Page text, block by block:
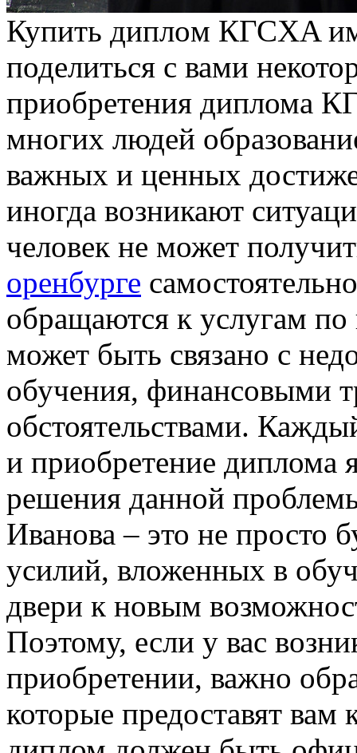
Купить диплoм КГСXA
поделиться с вами
приобретения диплома
многих людей
важных и ценных
иногда возникают
человек не может
оренбурге
обращаются к услугам
может быть связано с
обучения, финансовыми
обстоятельствами.
и приобретение диплома
решения данной
Иванова – это не просто
усилий, вложенных в
двери к новым
Поэтому, если у вас
приобретении, важно
которые предоставят